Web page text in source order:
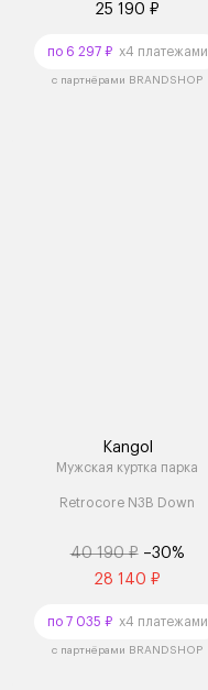
25 190 ₽
по 6 297 ₽x4 платежами
с партнёрами BRANDSHOP
Kangol
Мужская куртка парка
Retrocore N3B Down
40 190 ₽ –30%
28 140 ₽
по 7 035 ₽x4 платежами
с партнёрами BRANDSHOP